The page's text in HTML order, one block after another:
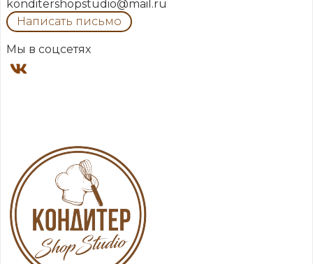
konditershopstudio@mail.ru
Написать письмо
Мы в соцсетях